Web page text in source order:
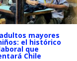
mayores
el histórico
que
Chile